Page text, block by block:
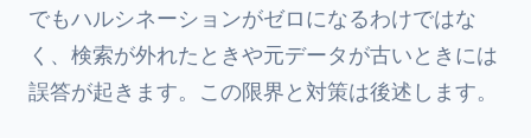
でもハルシネーションがゼロになるわけではな
く、検索が外れたときや元データが古いときには
誤答が起きます。この限界と対策は後述します。